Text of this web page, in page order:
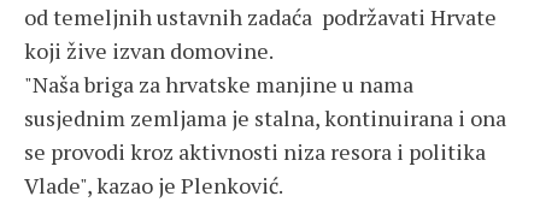
od temeljnih ustavnih zadaća podržavati Hrvate
koji žive izvan domovine.
"Naša briga za hrvatske manjine u nama
susjednim zemljama je stalna, kontinuirana i ona
se provodi kroz aktivnosti niza resora i politika
Vlade", kazao je Plenković.